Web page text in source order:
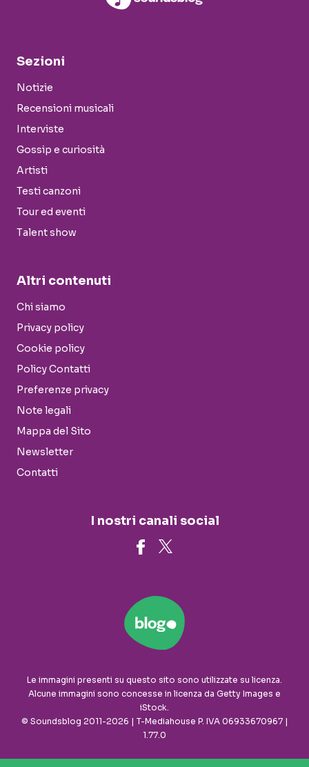
Sezioni
Notizie
Recensioni musicali
Interviste
Gossip e curiosità
Artisti
Testi canzoni
Tour ed eventi
Talent show
Altri contenuti
Chi siamo
Privacy policy
Cookie policy
Policy Contatti
Preferenze privacy
Note legali
Mappa del Sito
Newsletter
Contatti
I nostri canali social
Le immagini presenti su questo sito sono utilizzate su licenza.
Alcune immagini sono concesse in licenza da Getty Images e
iStock.
© Soundsblog 2011-2026 | T-Mediahouse P. IVA 06933670967 |
1.77.0